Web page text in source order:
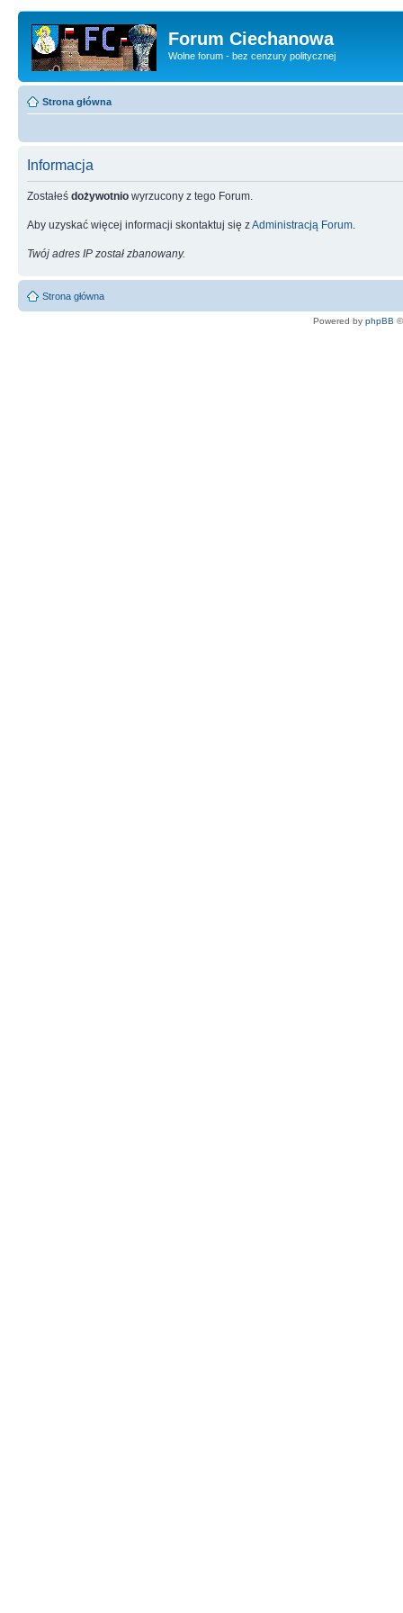
Forum Ciechanowa
Wolne forum - bez cenzury politycznej
Strona główna
Informacja
Zostałeś dożywotnio wyrzucony z tego Forum.
Aby uzyskać więcej informacji skontaktuj się zAdministracją Forum
Twój adres IP został zbanowany.
Strona główna
Powered by phpBB